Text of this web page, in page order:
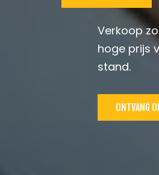
Verkoop
hoge prijs
stand.
ONTVANG